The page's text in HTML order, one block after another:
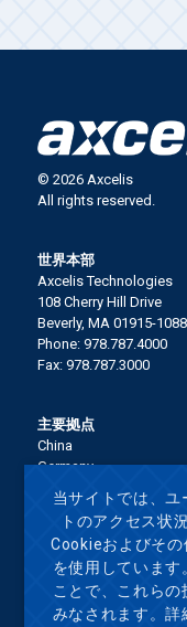
© 2026 Axcelis
All rights reserved.
世界本部
Axcelis Technologies
108 Cherry Hill Drive
Beverly, MA 01915-1088
Phone: 978.787.4000
Fax: 978.787.3000
主要拠点
China
Germany
Italy
Japan
Korea
Malaysia
Singapore
Taiwan
United States
当サイトでは、
トのアクセス状
Cookieおよびそ
を使用していま
ことで、これら
みなされます。